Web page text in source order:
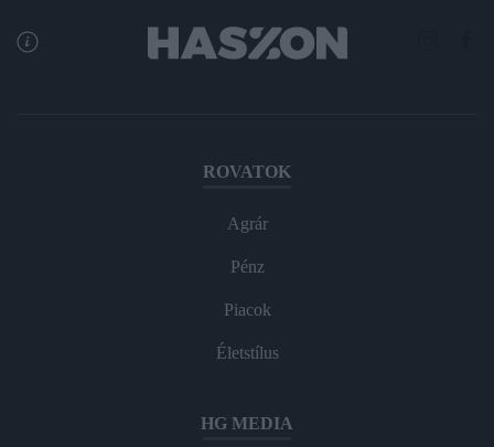
ROVATOK
Agrár
Pénz
Piacok
Életstílus
HG MEDIA